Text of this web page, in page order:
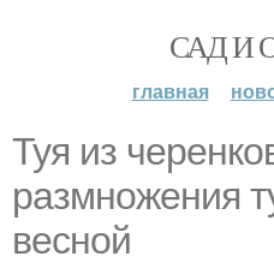
САД И
главная
Туя из
размножения
весной